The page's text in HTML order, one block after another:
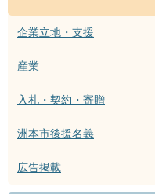
企業立地・支援
産業
入札・契約・寄贈
洲本市後援名義
広告掲載